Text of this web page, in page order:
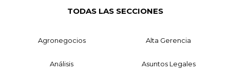
TODAS LAS SECCIONES
Agronegocios Alta Gerencia
Análisis Asuntos Legales